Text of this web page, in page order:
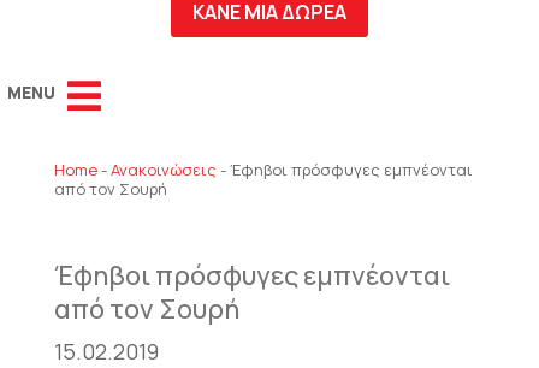
ΚΑΝΕ ΜΙΑ ΔΩΡΕΑ
Home-Ανακοινώσεις -Έφηβοι πρόσφυγες εμπνέονται
από τον Σουρή
Έφηβοι πρόσφυγες εμπνέονται
από τον Σουρή
15.02.2019